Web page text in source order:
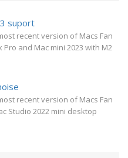
suport
recent version of Macs Fan
and Mac mini 2023 with M2
recent version of Macs Fan
Studio 2022 mini desktop